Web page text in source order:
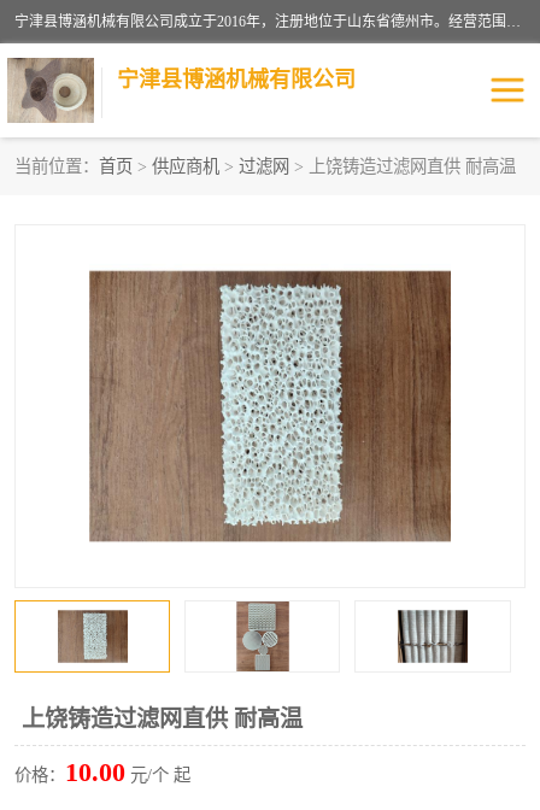
宁津县博涵机械有限公司成立于2016年，注册地位于山东省德州市。经营范围包括：机械设备研发、生产及销售，铸造用造型材料生产、销售，玻璃纤维及制品制造、销售，汽车零配件零售，机械零件、零部件加工，机械零件、零部件销售等；主要产品有：纤维过滤网,陶瓷过滤器,泡沫陶瓷过滤器,耐高温纤维过滤器,铸铁过滤器,铸铜过滤网,铸铝过滤网,铝轮毂过滤网,高效过滤网,高效陶瓷过滤网,高效纤维过滤网。
宁津县博涵机械有限公司
当前位置： 首页 > 供应商机 > 过滤网 > 上饶铸造过滤网直供 耐高温
上饶铸造过滤网直供 耐高温
价格： 10.00 元/个 起
纤维网 挡渣棉
避脏网